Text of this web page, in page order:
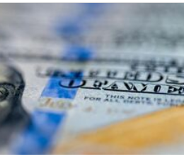
850 грн від
що не так з